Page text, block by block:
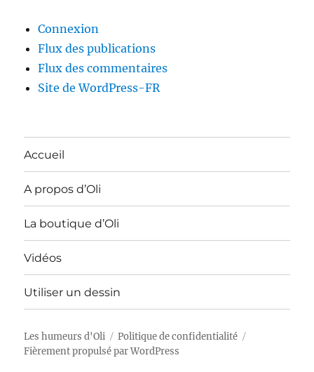
Connexion
Flux des publications
Flux des commentaires
Site de WordPress-FR
Accueil
A propos d’Oli
La boutique d’Oli
Vidéos
Utiliser un dessin
Les humeurs d'Oli
Politique de confidentialité
Fièrement propulsé par WordPress